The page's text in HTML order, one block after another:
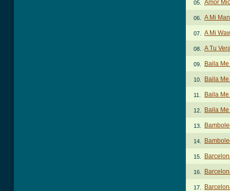
05. Amor
06. A Mi
07. A Mi
08. A Tu
09. Baila
10. Baila Me
11. Baila
12. Baila
13.
14.
15.
16.
17.